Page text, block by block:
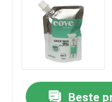
Ongeveer ons
Fabrieksreis
Beste